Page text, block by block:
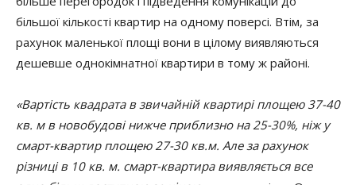
більшої кількості квартир на одному поверсі. Втім, за
рахунок маленької площі вони в цілому виявляються
дешевше однокімнатної квартири в тому ж районі.
«Вартість квадрата в звичайній квартирі площею 37-40
кв. м в новобудові нижче приблизно на 25-30%, ніж у
смарт-квартир площею 27-30 кв.м. Але за рахунок
різниці в 10 кв. м. смарт-квартира виявляється все